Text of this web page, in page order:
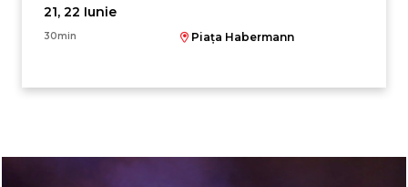
21, 22 Iunie
30min Piața Habermann